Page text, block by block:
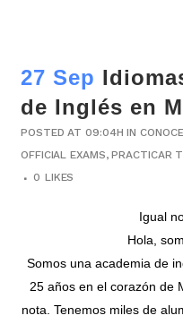
27 Sep
de Inglés en
POSTED AT 09:04H IN
OFFICIAL EXAMS,PRACTICAR
0 LIKES
Igual
Hola,
Somos una academia de
25 años en el corazón de
nota. Tenemos miles de